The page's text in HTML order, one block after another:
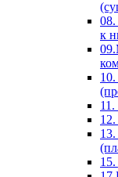
к